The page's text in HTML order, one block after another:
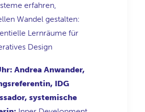
erfahren,
Wandel gestalten:
Lernräume für
Design
Andrea Anwander,
IDG
systemische